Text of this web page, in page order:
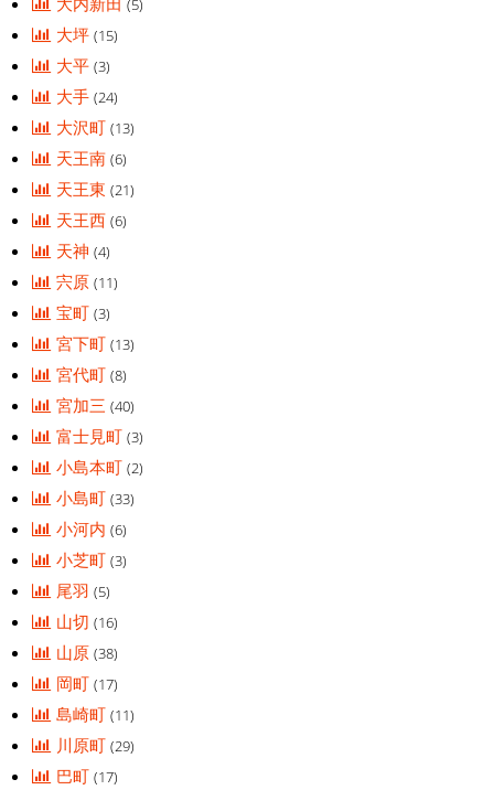
(5)
大坪(15)
大平(3)
大手(24)
大沢町(13)
天王南(6)
天王東(21)
天王西(6)
天神(4)
宍原(11)
宝町(3)
宮下町(13)
宮代町(8)
宮加三(40)
富士見町(3)
小島本町(2)
小島町(33)
小河内(6)
小芝町(3)
尾羽(5)
山切(16)
山原(38)
岡町(17)
島崎町(11)
川原町(29)
巴町(17)